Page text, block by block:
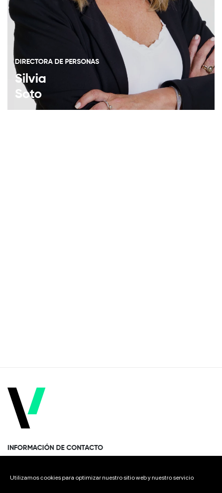
Utilizamos cookies para optimizar nuestro sitio web y nuestro servicio
DIRECTORA DE PERSONAS
Silvia
Soto
INFORMACIÓN DE CONTACTO
20014 Spain